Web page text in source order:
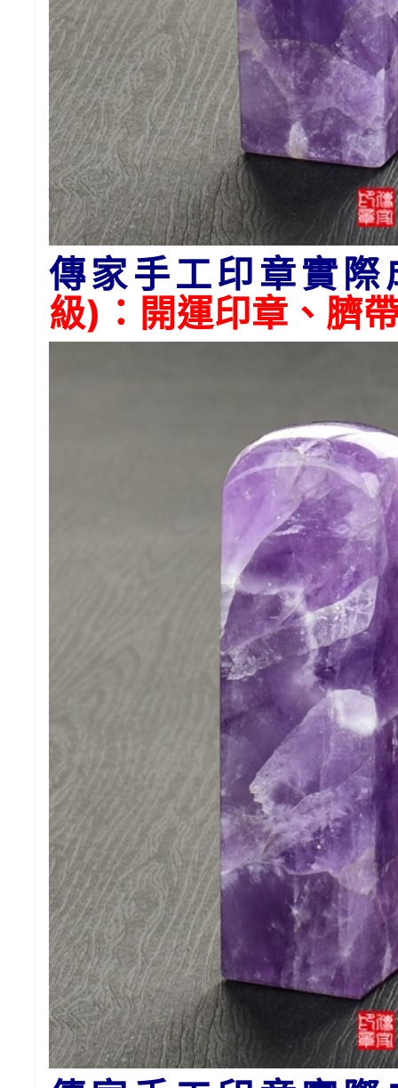
傳家手工印章實際
級)：開運印章、臍